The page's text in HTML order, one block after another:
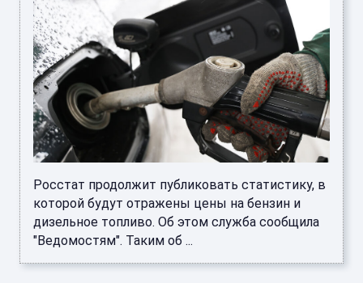
Росстат продолжит публиковать статистику, в
которой будут отражены цены на бензин и
дизельное топливо. Об этом служба сообщила
"Ведомостям". Таким об ...